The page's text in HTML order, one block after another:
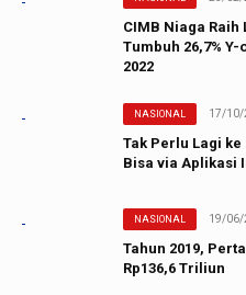
CIMB Niaga
Tumbuh 26,7%
2022
NASIONAL 17/10/
Tak Perlu Lagi
Bisa via Aplikasi
NASIONAL 19/06/
Tahun 2019,
Rp136,6 Triliun